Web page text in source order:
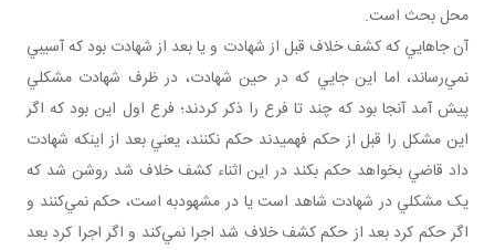
محل بحث است.
آن جاهايي که کشف خلاف قبل از شهادت و يا بعد از شهادت بود که آسيبي
نمي‌رساند، اما اين جايي که در حين شهادت، در ظرف شهادت مشکلي
پيش آمد آنجا بود که چند تا فرع را ذکر کردند؛ فرع اول اين بود که اگر
اين مشکل را قبل از حکم فهميدند حکم نکنند، يعني بعد از اينکه شهادت
داد قاضي بخواهد حکم بکند در اين اثناء کشف خلاف شد روشن شد که
يک مشکلي در شهادت شاهد است يا در مشهودبه است، حکم نمي‌کنند و
اگر حکم کرد بعد از حکم کشف خلاف شد اجرا نمي‌کند و اگر اجرا کرد بعد